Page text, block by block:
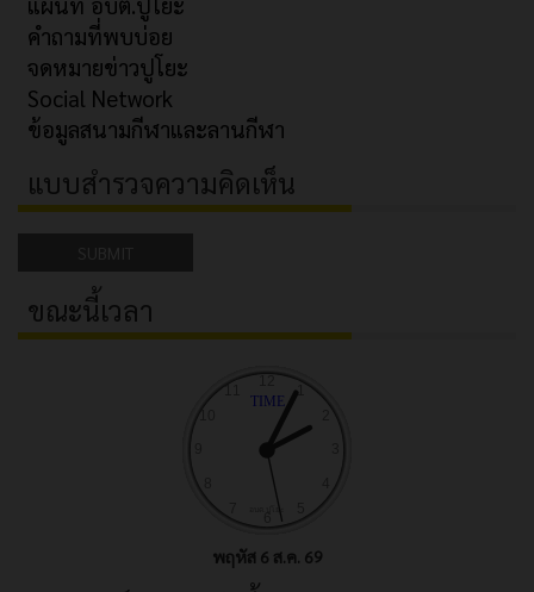
คำถามที่พบบ่อย
จดหมายข่าวปูโยะ
Social Network
ข้อมูลสนามกีฬาและลานกีฬา
แบบสำรวจความคิดเห็น
ขณะนี้เวลา
พฤหัส 6 ส.ค. 69